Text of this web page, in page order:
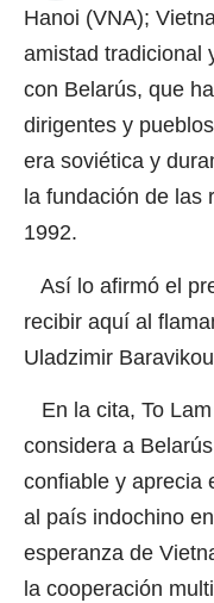
Hanoi (VNA);
amistad tradicional
con Belarús, que
dirigentes y
era soviética y
la fundación de las
1992.
Así lo afirmó el
recibir aquí al
Uladzimir
En la cita, To
considera a
confiable y aprecia
al país indochino
esperanza de
la cooperación